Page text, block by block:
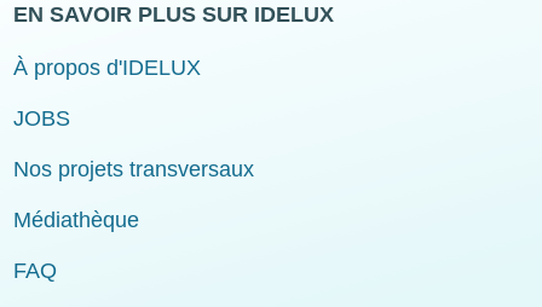
EN SAVOIR PLUS SUR IDELUX
À propos d'IDELUX
JOBS
Nos projets transversaux
Médiathèque
FAQ